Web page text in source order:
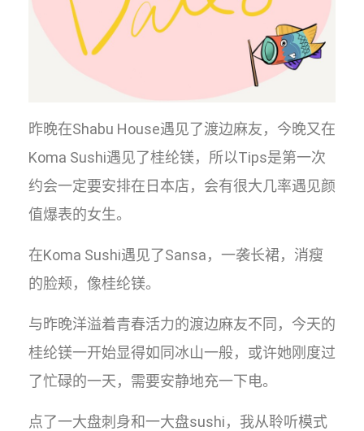
昨晚在Shabu House遇见了渡边麻友，今晚又在
Koma Sushi遇见了桂纶镁，所以Tips是第一次
约会一定要安排在日本店，会有很大几率遇见颜
值爆表的女生。
在Koma Sushi遇见了Sansa，一袭长裙，消瘦
的脸颊，像桂纶镁。
与昨晚洋溢着青春活力的渡边麻友不同，今天的
桂纶镁一开始显得如同冰山一般，或许她刚度过
了忙碌的一天，需要安静地充一下电。
点了一大盘刺身和一大盘sushi，我从聆听模式